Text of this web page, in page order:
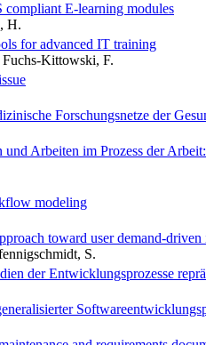
E-learning modules
H.
for advanced IT training
Kittowski, F.
Forschungsnetze der
Arbeiten im Prozess der
modeling
toward user demand-
S.
der Entwicklungsprozesse